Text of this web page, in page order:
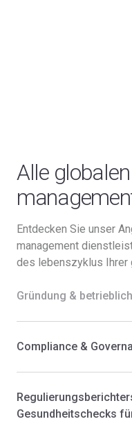
Alle
Entdecken Sie unser
management
des lebenszyklus Ihrer
Gründung &
Compliance &
Gesundheitschecks